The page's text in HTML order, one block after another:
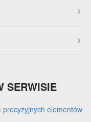
SERWISIE
elementów